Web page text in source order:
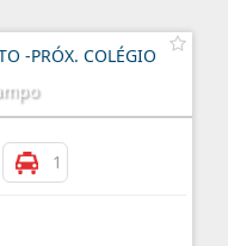
-PRÓX. COLÉGIO
1